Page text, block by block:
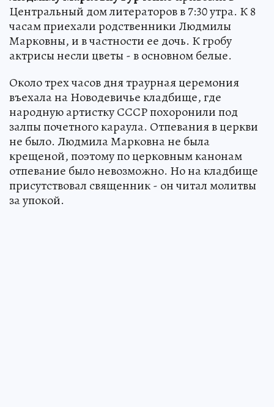
Центральный дом литераторов в 7:30 утра. К 8
часам приехали родственники Людмилы
Марковны, и в частности ее дочь. К гробу
актрисы несли цветы - в основном белые.
Около трех часов дня траурная церемония
въехала на Новодевичье кладбище, где
народную артистку СССР похоронили под
залпы почетного караула. Отпевания в церкви
не было. Людмила Марковна не была
крещеной, поэтому по церковным канонам
отпевание было невозможно. Но на кладбище
присутствовал священник - он читал молитвы
за упокой.